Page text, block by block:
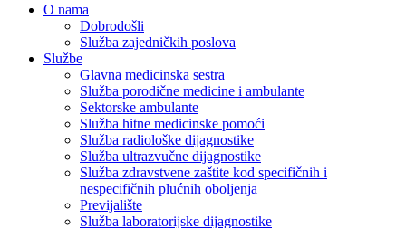
O nama
Dobrodošli
Služba zajedničkih poslova
Službe
Glavna medicinska sestra
Služba porodične medicine i ambulante
Sektorske ambulante
Služba hitne medicinske pomoći
Služba radiološke dijagnostike
Služba ultrazvučne dijagnostike
Služba zdravstvene zaštite kod specifičnih i
nespecifičnih plućnih oboljenja
Previjalište
Služba laboratorijske dijagnostike